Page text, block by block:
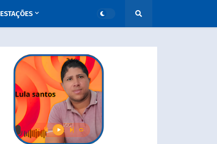
ESTAÇÕES